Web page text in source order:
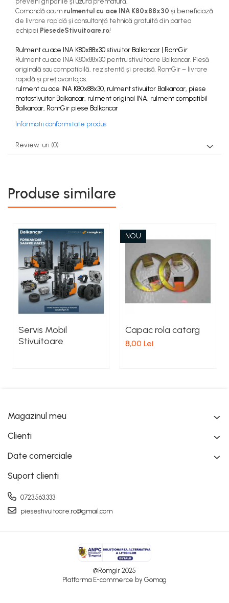
Comandă acum rulmentul cu ace INA K80x88x30 și beneficiază
de livrare rapidă și consultanță tehnică gratuită din partea
echipei PiesedeStivuitoare.ro!
Rulment cu ace INA K80x88x30 stivuitor Balkancar | RomGir
Rulment cu ace INA K80x88x30 pentru stivuitoare Balkancar. Piesă
originală sau compatibilă, rezistentă și precisă. RomGir – livrare
rapidă și preț avantajos.
rulment cu ace INA K80x88x30, rulment stivuitor Balkancar, piese
motostivuitor Balkancar, rulment original INA, rulment compatibil
Balkancar, RomGir piese Balkancar
Informatii conformitate produs
Review-uri (0)
Produse similare
Servis Mobil
Stivuitoare
NOU
Capac rola catarg
8,00 Lei
Magazinul meu
Clienti
Date comerciale
Suport clienti
0723.563.333
piesestivuitoare.ro@gmail.com
@Romgir 2025
Platforma E-commerce by Gomag